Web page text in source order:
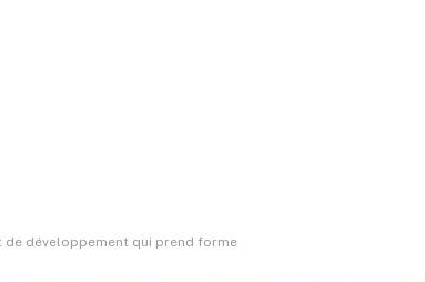
de développement qui prend forme